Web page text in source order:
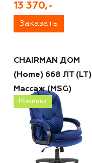
13 370,-
Заказать
CHAIRMAN ДОМ
(Home) 668 ЛТ (LT)
Массаж (MSG)
Новинка